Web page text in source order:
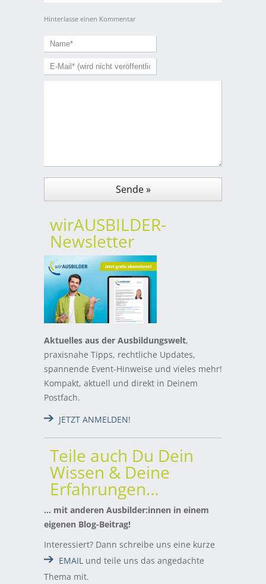
Hinterlasse einen Kommentar
wirAUSBILDER-
Newsletter
Aktuelles aus der Ausbildungswelt,
praxisnahe Tipps, rechtliche Updates,
spannende Event-Hinweise und vieles mehr!
Kompakt, aktuell und direkt in Deinem
Postfach.
JETZT ANMELDEN!
Teile auch Du Dein
Wissen & Deine
Erfahrungen…
… mit anderen Ausbilder:innen in einem
eigenen Blog-Beitrag!
Interessiert? Dann schreibe uns eine kurze
EMAIL und teile uns das angedachte
Thema mit.